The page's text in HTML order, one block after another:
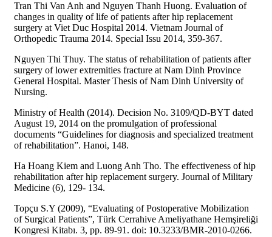
Tran Thi Van Anh and Nguyen Thanh Huong. Evaluation of
changes in quality of life of patients after hip replacement
surgery at Viet Duc Hospital 2014. Vietnam Journal of
Orthopedic Trauma 2014. Special Issu 2014, 359-367.
Nguyen Thi Thuy. The status of rehabilitation of patients after
surgery of lower extremities fracture at Nam Dinh Province
General Hospital. Master Thesis of Nam Dinh University of
Nursing.
Ministry of Health (2014). Decision No. 3109/QD-BYT dated
August 19, 2014 on the promulgation of professional
documents “Guidelines for diagnosis and specialized treatment
of rehabilitation”. Hanoi, 148.
Ha Hoang Kiem and Luong Anh Tho. The effectiveness of hip
rehabilitation after hip replacement surgery. Journal of Military
Medicine (6), 129- 134.
Topçu S.Y (2009), “Evaluating of Postoperative Mobilization
of Surgical Patients”, Türk Cerrahive Ameliyathane Hemşireliği
Kongresi Kitabı. 3, pp. 89-91. doi: 10.3233/BMR-2010-0266.